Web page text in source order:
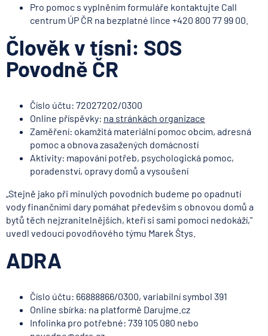
Pro pomoc s vyplněním formuláře kontaktujte Call
centrum ÚP ČR na bezplatné lince +420 800 77 99 00.
Člověk v tísni: SOS
Povodně ČR
Číslo účtu: 72027202/0300
Online příspěvky: na stránkách organizace
Zaměření: okamžitá materiální pomoc obcím, adresná
pomoc a obnova zasažených domácností
Aktivity: mapování potřeb, psychologická pomoc,
poradenství, opravy domů a vysoušení
„Stejně jako při minulých povodních budeme po opadnutí
vody finančními dary pomáhat ‎především s obnovou domů a
bytů těch nejzranitelnějších, kteří si sami pomoci nedokáží,"
uvedl vedoucí povodňového týmu Marek Štys.
ADRA
Číslo účtu: 66888866/0300, variabilní symbol 391
Online sbírka: na platformě Darujme.cz
Infolinka pro potřebné: 739 105 080 nebo